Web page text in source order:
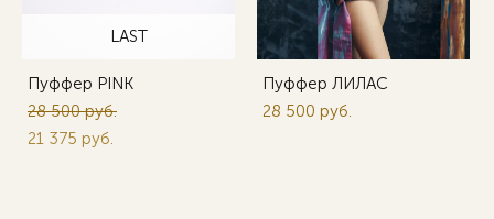
LAST
Пуффер PINK
28 500 pуб.
21 375 pуб.
Пуффер ЛИЛАС
28 500 pуб.